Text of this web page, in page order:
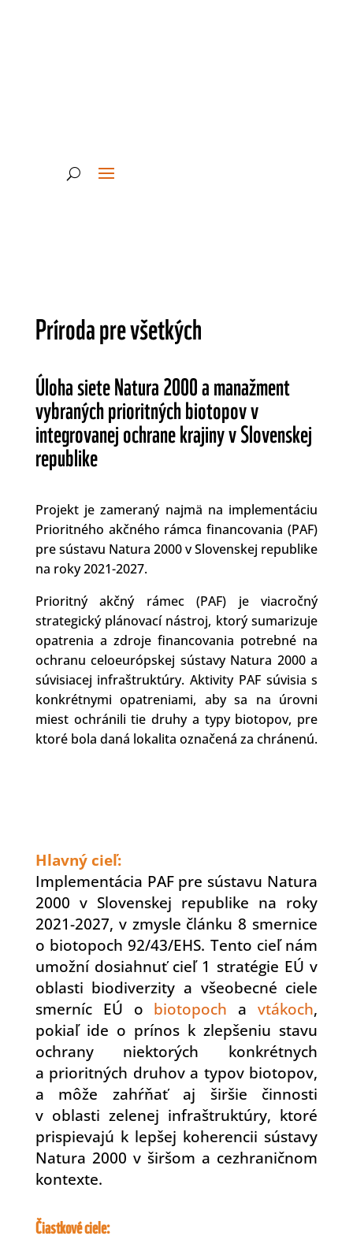
Príroda pre všetkých
Úloha siete Natura 2000 a manažment
vybraných prioritných biotopov v
integrovanej ochrane krajiny v Slovenskej
republike
Projekt je zameraný najmä na implementáciu
Prioritného akčného rámca financovania (PAF)
pre sústavu Natura 2000 v Slovenskej republike
na roky 2021-2027.
Prioritný akčný rámec (PAF) je viacročný
strategický plánovací nástroj, ktorý sumarizuje
opatrenia a zdroje financovania potrebné na
ochranu celoeurópskej sústavy Natura 2000 a
súvisiacej infraštruktúry. Aktivity PAF súvisia s
konkrétnymi opatreniami, aby sa na úrovni
miest ochránili tie druhy a typy biotopov, pre
ktoré bola daná lokalita označená za chránenú.
Hlavný cieľ:
Implementácia PAF pre sústavu Natura
2000 v Slovenskej republike na roky
2021-2027, v zmysle článku 8 smernice
o biotopoch 92/43/EHS. Tento cieľ nám
umožní dosiahnuť cieľ 1 stratégie EÚ v
oblasti biodiverzity a všeobecné ciele
smerníc EÚ o biotopoch avtákoch,
pokiaľ ide o prínos k zlepšeniu stavu
ochrany niektorých konkrétnych
a prioritných druhov a typov biotopov,
a môže zahŕňať aj širšie činnosti
v oblasti zelenej infraštruktúry, ktoré
prispievajú k lepšej koherencii sústavy
Natura 2000 v širšom a cezhraničnom
kontexte.
Čiastkové ciele: